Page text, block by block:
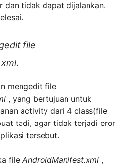
getTabHost();
dan tidak dapat dijalankan.
file
.
mengedit file
, yang bertujuan untuk
activity dari 4 class(file
tadi, agar tidak terjadi eror
tersebut.
file AndroidManifest.xml ,